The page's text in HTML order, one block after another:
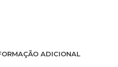
ADICIONAL